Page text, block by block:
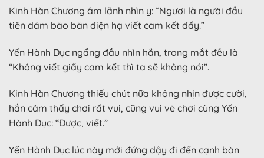
Kinh Hàn Chương âm lãnh nhìn y: “Ngươi là người đầu
tiên dám bảo bản điện hạ viết cam kết đấy.”
Yến Hành Dục ngẩng đầu nhìn hắn, trong mắt đều là
“Không viết giấy cam kết thì ta sẽ không nói”.
Kinh Hàn Chương thiếu chút nữa không nhịn được cười,
hắn cảm thấy chơi rất vui, cũng vui vẻ chơi cùng Yến
Hành Dục: “Được, viết.”
Yến Hành Dục lúc này mới đứng dậy đi đến cạnh bàn